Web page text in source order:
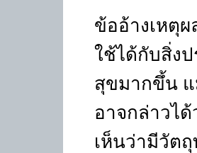
ข้ออ้างเหตุ
ใช้ได้กับสิ่ง
สุขมากขึ้น แ
อาจกล่าวไ
เห็นว่ามีวัต